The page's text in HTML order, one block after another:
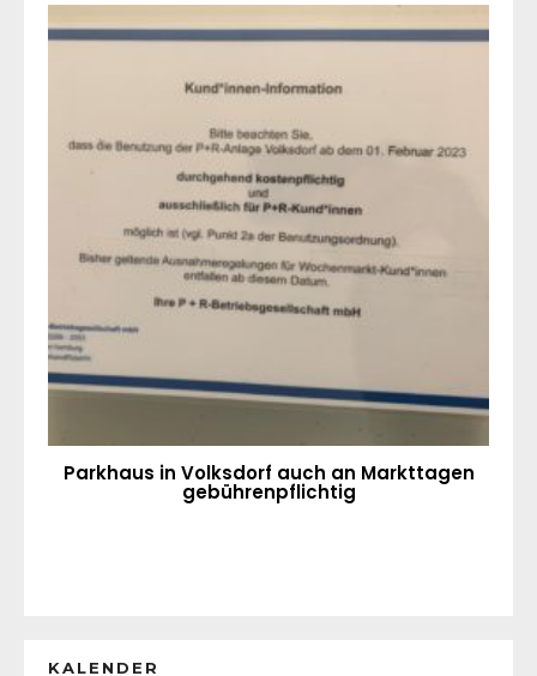
Parkhaus in Volksdorf auch an Markttagen
gebührenpflichtig
KALENDER